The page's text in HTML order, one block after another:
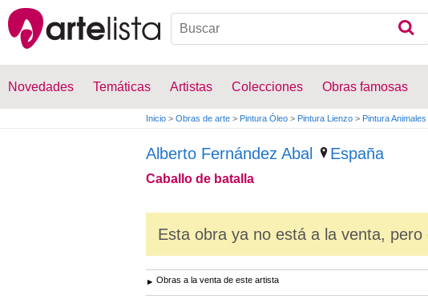
Novedades Temáticas Artistas Colecciones Obras famosas
Inicio > Obras de arte > Pintura Óleo > Pintura Lienzo > Pintura Animales
Alberto Fernández Abal España
Caballo de batalla
Esta obra ya no está a la venta, pero
Obras a la venta de este artista